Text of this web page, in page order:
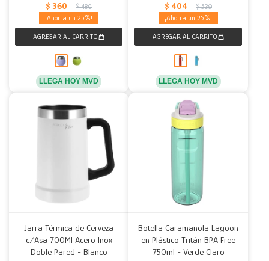
$ 360 $ 480
25
LLEGA HOY MVD
$ 404 $ 539
25
LLEGA HOY MVD
Jarra Térmica de Cerveza
c/Asa 700Ml Acero Inox
Doble Pared - Blanco
Botella Caramañola Lagoon
en Plástico Tritán BPA Free
750ml - Verde Claro